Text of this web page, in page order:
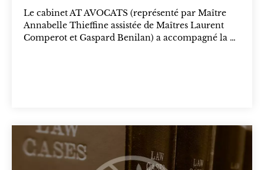
Le cabinet AT AVOCATS (représenté par Maître
Annabelle Thieffine assistée de Maîtres Laurent
Comperot et Gaspard Benilan) a accompagné la …